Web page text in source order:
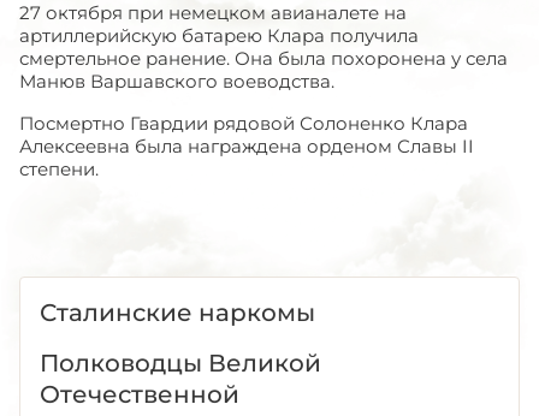
27 октября при немецком авианалете на
артиллерийскую батарею Клара получила
смертельное ранение. Она была похоронена у села
Манюв Варшавского воеводства.
Посмертно Гвардии рядовой Солоненко Клара
Алексеевна была награждена орденом Славы II
степени.
Сталинские наркомы
Полководцы Великой
Отечественной